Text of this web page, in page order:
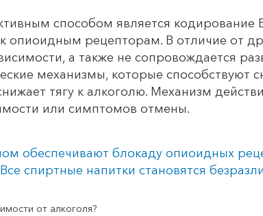
способом является кодирование
опиоидным рецепторам. В отличие от
а также не сопровождается
механизмы, которые способствуют
тягу к алкоголю. Механизм
или симптомов отмены.
обеспечивают блокаду опиоидных
спиртные напитки становятся
от алкоголя?